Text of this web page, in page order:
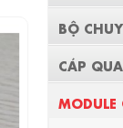
BEST
BỘ
CÁP